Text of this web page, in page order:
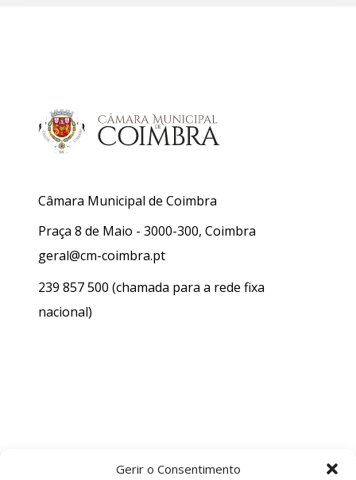
Gerir o Consentimento
Câmara Municipal de Coimbra
Praça 8 de Maio - 3000-300, Coimbra
geral@cm-coimbra.pt
239 857 500 (chamada para a rede fixa
nacional)